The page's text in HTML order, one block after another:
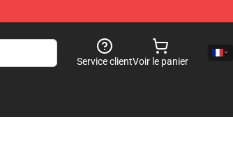
Service clientVoir le panier